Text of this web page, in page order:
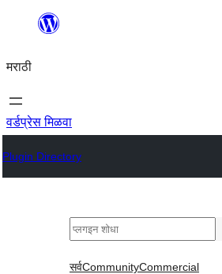
सामुग्रीवर
मराठी
वर्डप्रेस मिळवा
Plugin Directory
शोधा
सर्वCommunityCommercial